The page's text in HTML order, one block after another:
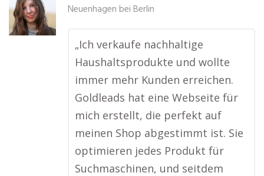
Neuenhagen bei Berlin
„Ich verkaufe nachhaltige
Haushaltsprodukte und wollte
immer mehr Kunden erreichen.
Goldleads hat eine Webseite für
mich erstellt, die perfekt auf
meinen Shop abgestimmt ist. Sie
optimieren jedes Produkt für
Suchmaschinen, und seitdem